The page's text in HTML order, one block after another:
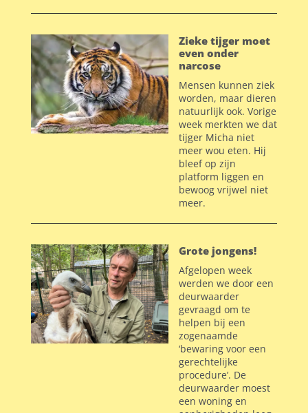
Zieke tijger moet
even onder
narcose
Mensen kunnen ziek
worden, maar dieren
natuurlijk ook. Vorige
week merkten we dat
tijger Micha niet
meer wou eten. Hij
bleef op zijn
platform liggen en
bewoog vrijwel niet
meer.
Grote jongens!
Afgelopen week
werden we door een
deurwaarder
gevraagd om te
helpen bij een
zogenaamde
‘bewaring voor een
gerechtelijke
procedure’. De
deurwaarder moest
een woning en